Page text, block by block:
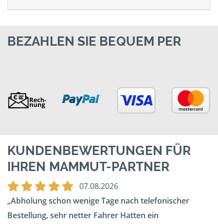
BEZAHLEN SIE BEQUEM PER
KUNDENBEWERTUNGEN FÜR
IHREN MAMMUT-PARTNER
07.08.2026
Abholung schon wenige Tage nach telefonischer
Bestellung, sehr netter Fahrer Hatten ein